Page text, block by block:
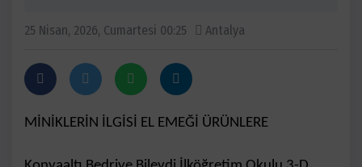
25 Nisan, 2026, Cumartesi 00:25 Antalya
MİNİKLERİN İLGİSİ EL EMEĞİ ÜRÜNLERE